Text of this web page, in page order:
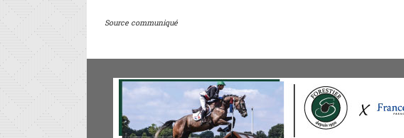
Source communiqué